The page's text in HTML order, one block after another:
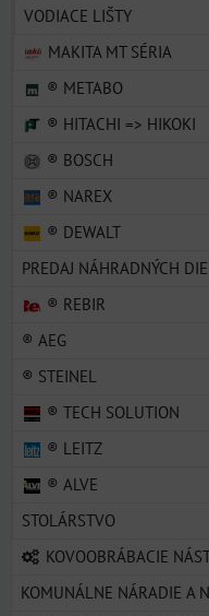
VODIACE LIŠTY
MAKITA MT SÉRIA
® METABO
® HITACHI => HIKOKI
® BOSCH
® NAREX
® DEWALT
PREDAJ NÁHRADNÝCH
® REBIR
® AEG
® STEINEL
® TECH SOLUTION
® LEITZ
® ALVE
STOLÁRSTVO
KOVOOBRÁBACIE
KOMUNÁLNE NÁRADIE A